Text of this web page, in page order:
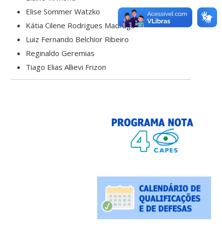
Elise Sommer Watzko
Kátia Cilene Rodrigues Madruga
Luiz Fernando Belchior Ribeiro
Reginaldo Geremias
Tiago Elias Allievi Frizon